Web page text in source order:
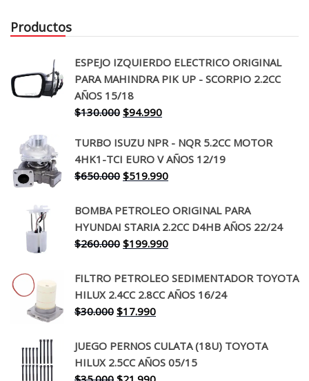
Productos
ESPEJO IZQUIERDO ELECTRICO ORIGINAL
PARA MAHINDRA PIK UP - SCORPIO 2.2CC
AÑOS 15/18
$130.000 El
original
era:
$130.000.
$94.990El
actual
es:
$94.990.
TURBO ISUZU NPR - NQR 5.2CC MOTOR
4HK1-TCI EURO V AÑOS 12/19
$650.000 El
original
era:
$650.000.
$519.990El
actual
es:
$519.990.
BOMBA PETROLEO ORIGINAL PARA
HYUNDAI STARIA 2.2CC D4HB AÑOS 22/24
$260.000 El
original
era:
$260.000.
$199.990El
actual
es:
FILTRO PETROLEO SEDIMENTADOR TOYOTA
HILUX 2.4CC 2.8CC AÑOS 16/24
$30.000 El
original
era:
$30.000.
$17.990El
actual
es:
$17.990.
JUEGO PERNOS CULATA (18U) TOYOTA
HILUX 2.5CC AÑOS 05/15
El
El